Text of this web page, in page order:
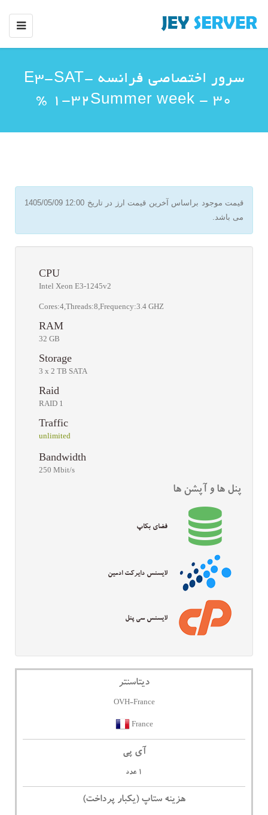
سرور اختصاصی فرانسه E3-SAT-
1-32Summer week - 30 %
قیمت موجود براساس آخرین قیمت ارز در تاریخ 1405/05/09 12:00
می باشد.
CPU
Intel Xeon E3-1245v2
Cores:4,Threads:8,Frequency:3.4 GHZ
RAM
32 GB
Storage
3 x 2 TB SATA
Raid
RAID 1
Traffic
unlimited
Bandwidth
250 Mbit/s
پنل ها و آپشن ها
فضای بکاپ
لایسنس دایرکت ادمین
لایسنس سی پنل
دیتاسنتر
OVH-France
France
آی پی
1 عدد
هزینه ستاپ (یکبار پرداخت)